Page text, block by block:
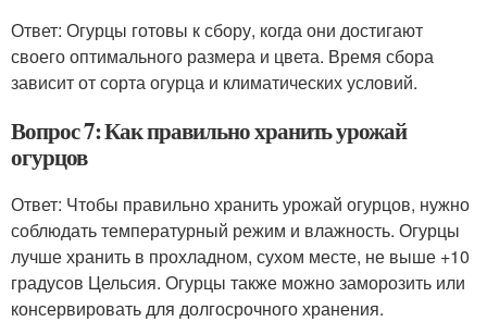
Ответ: Огурцы готовы к сбору, когда они достигают
своего оптимального размера и цвета. Время сбора
зависит от сорта огурца и климатических условий.
Вопрос 7: Как правильно хранить урожай
огурцов
Ответ: Чтобы правильно хранить урожай огурцов, нужно
соблюдать температурный режим и влажность. Огурцы
лучше хранить в прохладном, сухом месте, не выше +10
градусов Цельсия. Огурцы также можно заморозить или
консервировать для долгосрочного хранения.